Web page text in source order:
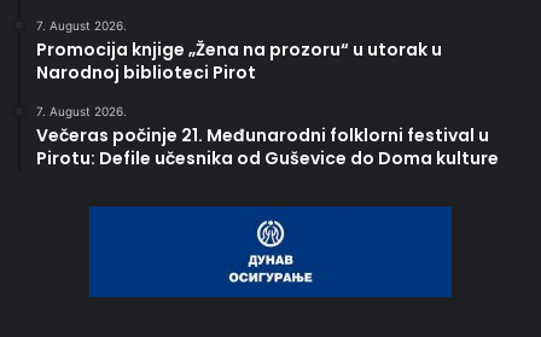
7. August 2026.
Promocija knjige „Žena na prozoru“ u utorak u
Narodnoj biblioteci Pirot
7. August 2026.
Večeras počinje 21. Međunarodni folklorni festival u
Pirotu: Defile učesnika od Guševice do Doma kulture